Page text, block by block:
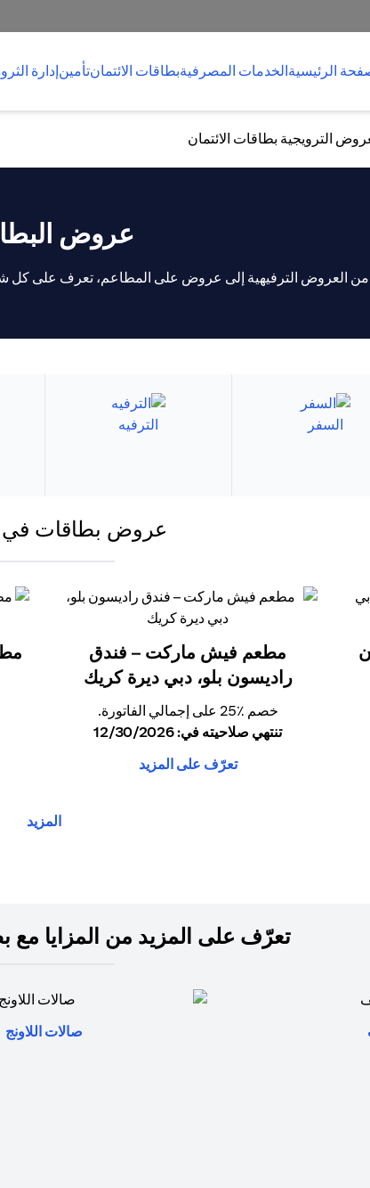
الرئيسيةالخدمات المصرفيةبطاقات الائتمانتأمينإدارة
الترويجية بطاقات الائتمان
عروض
من العروض الترفيهية إلى عروض على المطاعم، تعرف على كل
السفر الترفيه
عروض بطاقات في
مطعم فيش ماركت – فندق
راديسون بلو، دبي ديرة كريك
خصم ٪25 على إجمالي الفاتورة.
تنتهي صلاحيته في: 12/30/2026
تعرّف على المزيد
المزيد
تعرّف على المزيد من المزايا مع
صالات اللاونج